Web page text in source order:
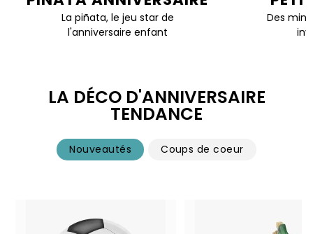
La piñata, le jeu star de
l'anniversaire enfant
Des mini
LA DÉCO D'ANNIVERSAIRE
TENDANCE
Nouveautés Coups de coeur